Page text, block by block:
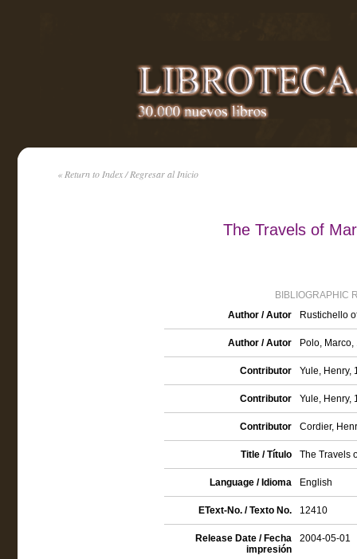
« Return to Index / Regresar al Inicio
The Travels of
BIBLIOGRAPHIC
Author / Autor
Rustichello
Author / Autor Polo,
Contributor Yule, Henry,
Contributor Yule, Henry,
Contributor Cordier,
Title / Título The Travels
Language / Idioma English
EText-No. / Texto No. 12410
Release Date / Fecha
impresión
2004-05-01